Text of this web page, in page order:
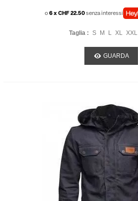
o6 x CHF 22.50senza interessi
Taglia : S M L XL XXL
GUARDA